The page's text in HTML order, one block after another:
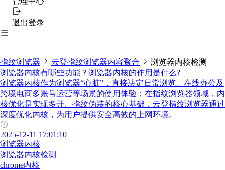
退出登录
指纹浏览器 云登指纹浏览器内容聚合
浏览器内核检测
浏览器内核有哪些功能？浏览器内核的作用是什么?
浏览器内核作为浏览器“心脏”，直接决定日常浏览、在线办公及
跨境电商多账号运营等场景的使用体验；在指纹浏览器领域，内
核优化是实现多开、指纹伪装的核心基础，云登指纹浏览器通过
深度优化内核，为用户提供安全高效的上网环境。
2025-12-11 17:01:10
浏览器内核
浏览器内核检测
chrome内核